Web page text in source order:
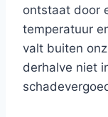
ontstaat door
temperatuur
valt buiten
derhalve niet